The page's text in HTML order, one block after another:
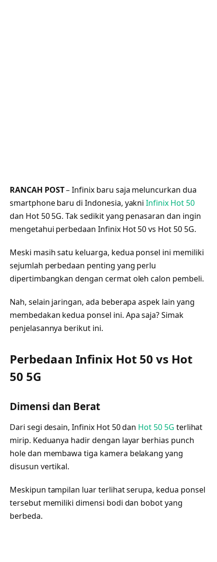
RANCAH POST– Infinix baru saja meluncurkan dua
smartphone baru di Indonesia, yakniInfinix Hot 50
dan Hot 50 5G. Tak sedikit yang penasaran dan ingin
mengetahui perbedaan Infinix Hot 50 vs Hot 50 5G.
Meski masih satu keluarga, kedua ponsel ini memiliki
sejumlah perbedaan penting yang perlu
dipertimbangkan dengan cermat oleh calon pembeli.
Nah, selain jaringan, ada beberapa aspek lain yang
membedakan kedua ponsel ini. Apa saja? Simak
penjelasannya berikut ini.
Perbedaan Infinix Hot 50 vs Hot
50 5G
Dimensi dan Berat
Dari segi desain, Infinix Hot 50 dan Hot 50 5G terlihat
mirip. Keduanya hadir dengan layar berhias punch
hole dan membawa tiga kamera belakang yang
disusun vertikal.
Meskipun tampilan luar terlihat serupa, kedua ponsel
tersebut memiliki dimensi bodi dan bobot yang
berbeda.